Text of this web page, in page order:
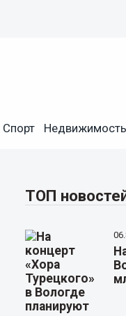
Спорт Недвижимость
ТОП